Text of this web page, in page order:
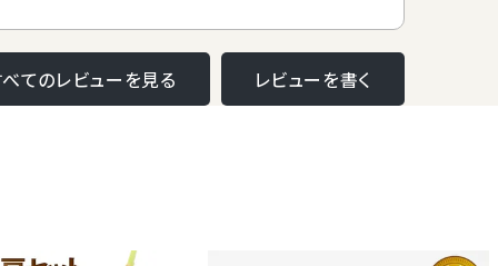
「安芸津２１号（スチューベン×マスカッ
優れた特性と外観の美しさを兼ね備えた
てのレビューを見る レビューを書く